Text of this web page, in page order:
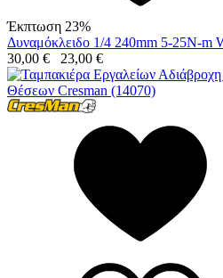
Έκπτωση 23%
Δυναμόκλειδο 1/4 240mm 5-25N-m
30,00 € 23,00 €